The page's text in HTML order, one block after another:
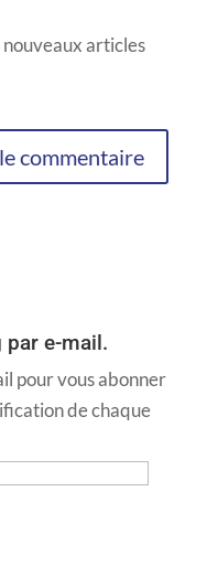
articles
par e-mail.
pour vous abonner
de chaque